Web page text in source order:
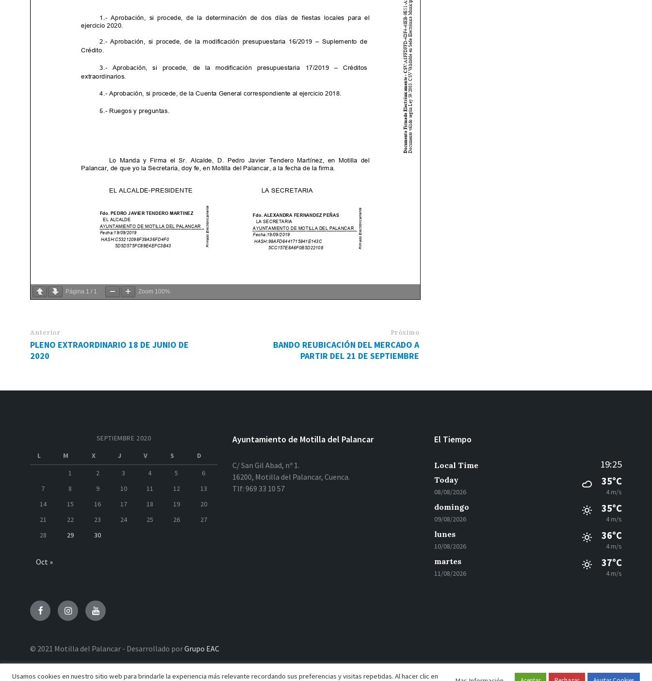
Página 1 / 1 Zoom 100%
Anterior
PLENO EXTRAORDINARIO 18 DE JUNIO DE
2020
Próximo
BANDO REUBICACIÓN DEL MERCADO A
PARTIR DEL 21 DE SEPTIEMBRE
SEPTIEMBRE 2020
L
M X J V S
D
1
2 3 4 5
6
7
8 9 10 11 12
13
14
15 16 17 18 19
20
21
22 23 24 25 26
27
28
29 30
Oct »
Ayuntamiento de Motilla del Palancar
C/ San Gil Abad, nº 1.
16200, Motilla del Palancar, Cuenca.
Tlf: 969 33 10 57
El Tiempo
Local Time 19:25
Today
08/08/2026
35°C
4 m/s
domingo
09/08/2026
35°C
4 m/s
lunes
10/08/2026
36°C
4 m/s
martes
11/08/2026
37°C
4 m/s
FacebookInstagramYoutube
© 2021 Motilla del Palancar - Desarrollado porGrupo EAC
Usamos cookies en nuestro sitio web para brindarle la experiencia más relevante recordando sus preferencias y visitas repetidas. Al hacer clic en